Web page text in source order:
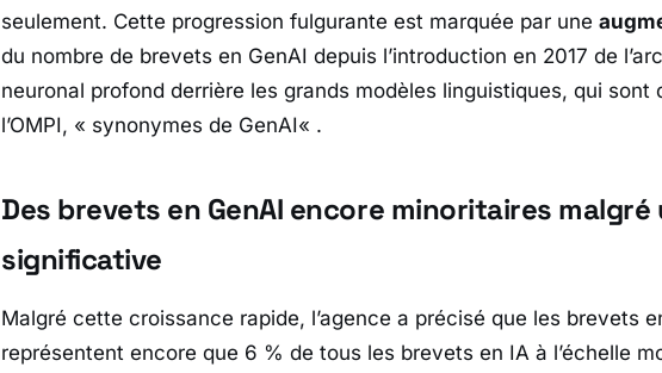
seulement. Cette progression fulgurante est marquée par une
du nombre de brevets en GenAI depuis l’introduction en 2017 de
neuronal profond derrière les grands modèles linguistiques, qui sont
l’OMPI, « synonymes de GenAI« .
Des brevets en GenAI encore minoritaires malgré
significative
Malgré cette croissance rapide, l’agence a précisé que les brevets
représentent encore que 6 % de tous les brevets en IA à l’échelle